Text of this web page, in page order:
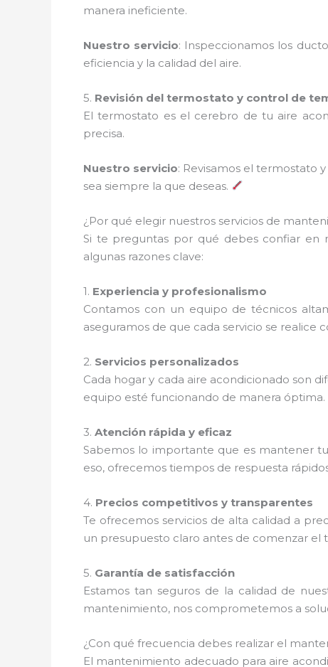
manera ineficiente.
Nuestro servicio: Inspeccionamos los
eficiencia y la calidad del aire.
5. Revisión del termostato y control de
El termostato es el cerebro de tu aire
precisa.
Nuestro servicio: Revisamos el termostato
sea siempre la que deseas.
¿Por qué elegir nuestros servicios de
Si te preguntas por qué debes confiar en
algunas razones clave:
1. Experiencia y profesionalismo
Contamos con un equipo de técnicos
aseguramos de que cada servicio se realice
2. Servicios personalizados
Cada hogar y cada aire acondicionado son
equipo esté funcionando de manera óptima.
3. Atención rápida y eficaz
Sabemos lo importante que es mantener
eso, ofrecemos tiempos de respuesta
4. Precios competitivos y transparentes
Te ofrecemos servicios de alta calidad a
un presupuesto claro antes de comenzar el
5. Garantía de satisfacción
Estamos tan seguros de la calidad de
mantenimiento, nos comprometemos a
¿Con qué frecuencia debes realizar el
El mantenimiento adecuado para aire